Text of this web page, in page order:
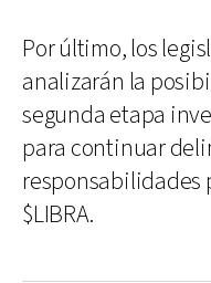
Por último, los
analizarán la
segunda etapa
para continuar
responsabilidades
$LIBRA.